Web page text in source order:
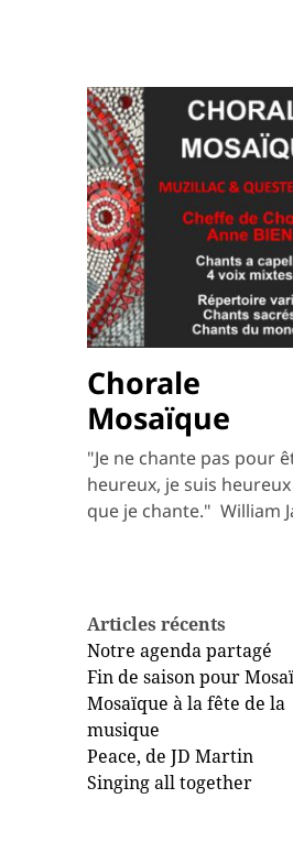
Chorale
Mosaïque
"Je ne chante pas pour
heureux, je suis
que je chante." ​ William
Articles récents
Notre agenda partagé
Fin de saison pour
Mosaïque à la fête de la
musique
Peace, de JD Martin
Singing all together